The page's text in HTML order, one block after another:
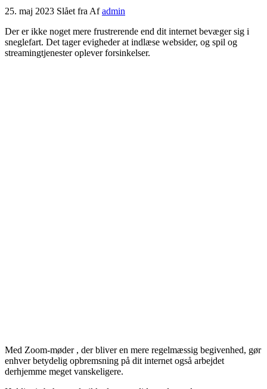
25. maj 2023 Slået fra Af admin
Der er ikke noget mere frustrerende end dit internet bevæger sig i
sneglefart. Det tager evigheder at indlæse websider, og spil og
streamingtjenester oplever forsinkelser.
Med Zoom-møder , der bliver en mere regelmæssig begivenhed, gør
enhver betydelig opbremsning på dit internet også arbejdet
derhjemme meget vanskeligere.